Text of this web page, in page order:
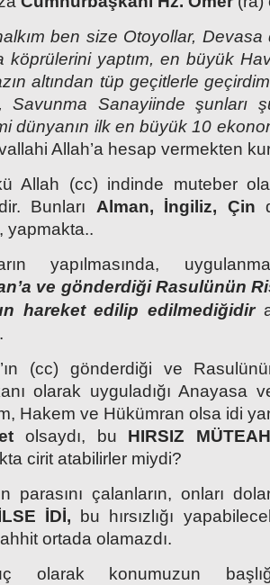
ben size Otoyollar,
köprülerini yaptım, en büyük
altından tüp geçitlerle
Savunma Sanayiinde şunları
dünyanın ilk en büyük 10
Allah’a hesap vermekten
Allah (cc) indinde muteber
Bunları Alman, İngiliz, Çin
yapmakta..
yapılmasında,
ve gönderdiği Rasulünün
hareket edilip edilmediğidir
(cc) gönderdiği ve
olarak uyguladığı Anayasa
Hakem ve Hükümran olsa idi
olsaydı, bu HIRSIZ
cirit atabilirler miydi?
parasını çalanların, onları
İDİ, bu hırsızlığı
ortada olamazdı.
olarak konumuzun